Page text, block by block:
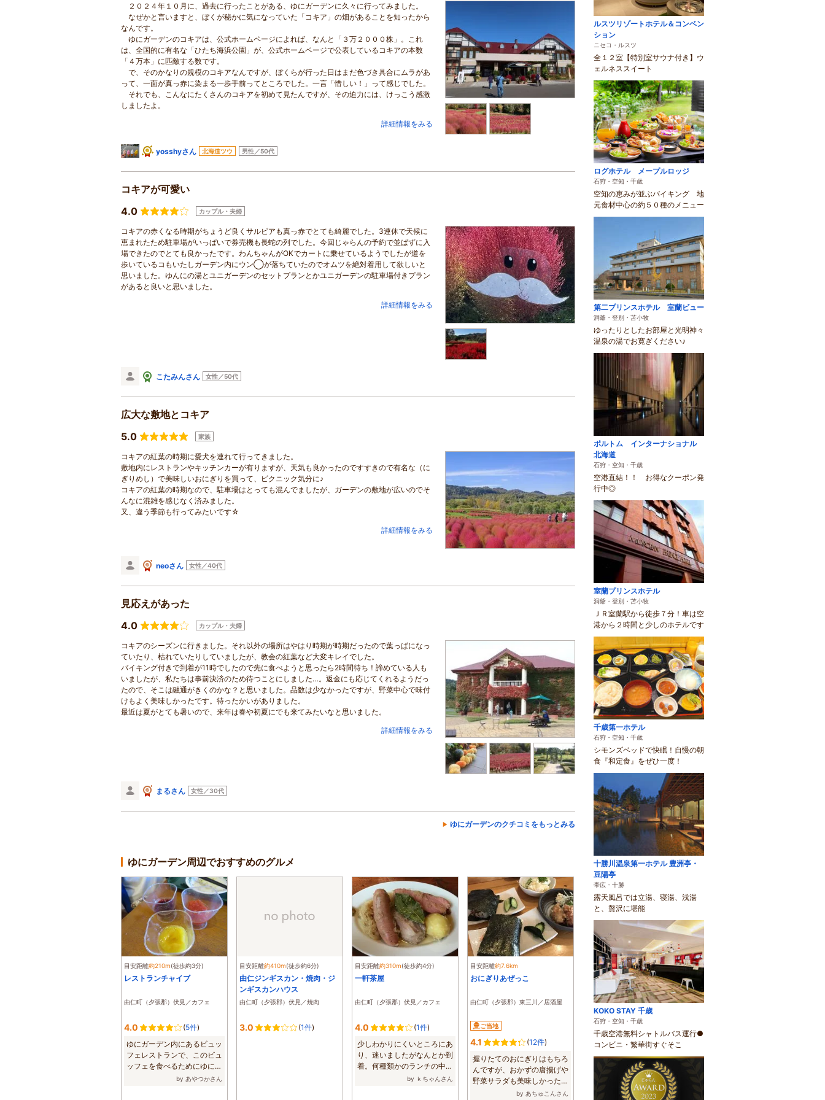
２０２４年１０月に、過去に行ったことがある、ゆにガーデンに久々に行ってみました。
なぜかと言いますと、ぼくが秘かに気になっていた「コキア」の畑があることを知ったから
なんです。
ゆにガーデンのコキアは、公式ホームページによれば、なんと「３万２０００株」。これ
は、全国的に有名な「ひたち海浜公園」が、公式ホームページで公表しているコキアの本数
「４万本」に匹敵する数です。
で、そのかなりの規模のコキアなんですが、ぼくらが行った日はまだ色づき具合にムラがあ
って、一面が真っ赤に染まる一歩手前ってところでした。一言「惜しい！」って感じでした。
それでも、こんなにたくさんのコキアを初めて見たんですが、その迫力には、けっこう感激
しましたよ。
詳細情報をみる
yosshyさん 北海道ツウ 男性／50代
コキアが可愛い
4.0
カップル・夫婦
コキアの赤くなる時期がちょうど良くサルビアも真っ赤でとても綺麗でした。3連休で天候に
恵まれたため駐車場がいっぱいで券売機も長蛇の列でした。今回じゃらんの予約で並ばずに入
場できたのでとても良かったです。わんちゃんがOKでカートに乗せているようでしたが道を
歩いているコもいたしガーデン内にウン◯が落ちていたのでオムツを絶対着用して欲しいと
思いました。ゆんにの湯とユニガーデンのセットプランとかユニガーデンの駐車場付きプラン
があると良いと思いました。
詳細情報をみる
こたみんさん 女性／50代
広大な敷地とコキア
5.0
家族
コキアの紅葉の時期に愛犬を連れて行ってきました。
敷地内にレストランやキッチンカーが有りますが、天気も良かったのですすきので有名な（に
ぎりめし）で美味しいおにぎりを買って、ピクニック気分に♪
コキアの紅葉の時期なので、駐車場はとっても混んでましたが、ガーデンの敷地が広いのでそ
んなに混雑を感じなく済みました。
又、違う季節も行ってみたいです☆
詳細情報をみる
neoさん 女性／40代
見応えがあった
4.0
カップル・夫婦
コキアのシーズンに行きました。それ以外の場所はやはり時期が時期だったので葉っぱになっ
ていたり、枯れていたりしていましたが、教会の紅葉など大変キレイでした。
バイキング付きで到着が11時でしたので先に食べようと思ったら2時間待ち！諦めている人も
いましたが、私たちは事前決済のため待つことにしました…。返金にも応じてくれるようだっ
たので、そこは融通がきくのかな？と思いました。品数は少なかったですが、野菜中心で味付
けもよく美味しかったです。待ったかいがありました。
最近は夏がとても暑いので、来年は春や初夏にでも来てみたいなと思いました。
詳細情報をみる
まるさん 女性／30代
ゆにガーデンのクチコミをもっとみる
ゆにガーデン周辺でおすすめのグルメ
目安距離約210m(徒歩約3分)
レストランチャイブ
由仁町（夕張郡）伏見／カフェ
4.0 (5件)
ゆにガーデン内にあるビュッ
フェレストランで、このビュ
ッフェを食べるためにゆにガ
by あやつかさん
目安距離約410m(徒歩約6分)
由仁ジンギスカン・焼肉・ジ
ンギスカンハウス
由仁町（夕張郡）伏見／焼肉
3.0 (1件)
目安距離約310m(徒歩約4分)
一軒茶屋
由仁町（夕張郡）伏見／カフェ
4.0 (1件)
少しわかりにくいところにあ
り、迷いましたがなんとか到
着。何種類かのランチの中で
by ｋちゃんさん
目安距離約7.6km
おにぎりあぜっこ
由仁町（夕張郡）東三川／居酒屋
ご当地
4.1 (12件)
握りたてのおにぎりはもちろ
んですが、おかずの唐揚げや
野菜サラダも美味しかったで
by あちゅこんさん
ルスツリゾートホテル＆コンベン
ション
ニセコ・ルスツ
全１２室【特別室サウナ付き】ウ
ェルネススイート
ログホテル メープルロッジ
石狩・空知・千歳
空知の恵みが並ぶバイキング 地
元食材中心の約５０種のメニュー
第二プリンスホテル 室蘭ビュー
洞爺・登別・苫小牧
ゆったりとしたお部屋と光明神々
温泉の湯でお寛ぎください♪
ポルトム インターナショナル
北海道
石狩・空知・千歳
空港直結！！ お得なクーポン発
行中◎
室蘭プリンスホテル
洞爺・登別・苫小牧
ＪＲ室蘭駅から徒歩７分！車は空
港から２時間と少しのホテルです
千歳第一ホテル
石狩・空知・千歳
シモンズベッドで快眠！自慢の朝
食『和定食』をぜひ一度！
十勝川温泉第一ホテル 豊洲亭・
豆陽亭
帯広・十勝
露天風呂では立湯、寝湯、浅湯
と、贅沢に堪能
KOKO STAY 千歳
石狩・空知・千歳
千歳空港無料シャトルバス運行●
コンビニ・繁華街すぐそこ